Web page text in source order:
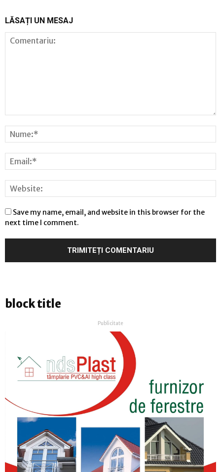
LĂSAȚI UN MESAJ
Save my name, email, and website in this browser for the
next time I comment.
block title
Publicitate